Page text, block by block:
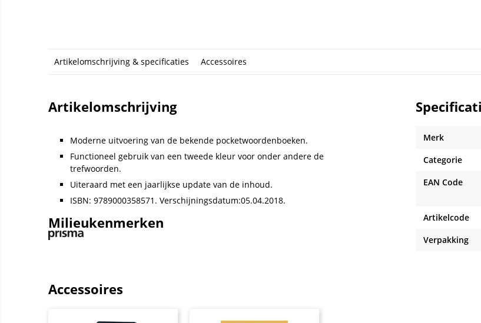
Artikelomschrijving & specificaties Accessoires
Artikelomschrijving
Moderne uitvoering van de bekende pocketwoordenboeken.
Functioneel gebruik van een tweede kleur voor onder andere de
trefwoorden.
Uiteraard met een jaarlijkse update van de inhoud.
ISBN: 9789000358571. Verschijningsdatum:05.04.2018.
Milieukenmerken
Merk
Categorie
EAN Code
Artikelcode
Verpakking
Accessoires